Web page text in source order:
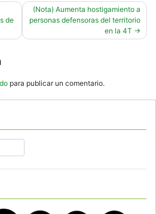
de
(Nota) Aumenta hostigamiento a
personas defensoras del territorio
en la 4T
para publicar un comentario.